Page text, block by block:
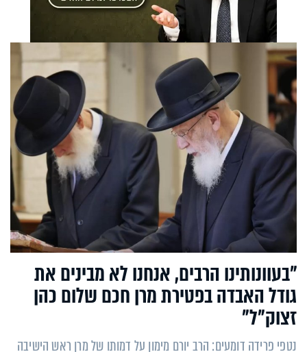
"בעוונותינו הרבים, אנחנו לא מבינים את
גודל האבדה בפטירת מרן חכם שלום כהן
זצוק"ל"
נטפי פרידה דומעים: הרב יורם מימון על דמותו של מרן ראש הישיבה